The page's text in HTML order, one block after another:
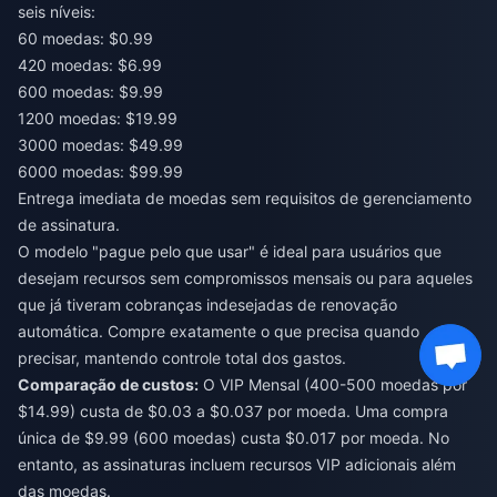
seis níveis:
60 moedas: $0.99
420 moedas: $6.99
600 moedas: $9.99
1200 moedas: $19.99
3000 moedas: $49.99
6000 moedas: $99.99
Entrega imediata de moedas sem requisitos de gerenciamento
de assinatura.
O modelo "pague pelo que usar" é ideal para usuários que
desejam recursos sem compromissos mensais ou para aqueles
que já tiveram cobranças indesejadas de renovação
automática. Compre exatamente o que precisa quando
precisar, mantendo controle total dos gastos.
Comparação de custos: O VIP Mensal (400-500 moedas por
$14.99) custa de $0.03 a $0.037 por moeda. Uma compra
única de $9.99 (600 moedas) custa $0.017 por moeda. No
entanto, as assinaturas incluem recursos VIP adicionais além
das moedas.